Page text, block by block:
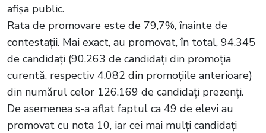
afișa public.
Rata de promovare este de 79,7%, înainte de
contestații. Mai exact, au promovat, în total, 94.345
de candidați (90.263 de candidați din promoția
curentă, respectiv 4.082 din promoțiile anterioare)
din numărul celor 126.169 de candidați prezenți.
De asemenea s-a aflat faptul ca 49 de elevi au
promovat cu nota 10, iar cei mai mulți candidați